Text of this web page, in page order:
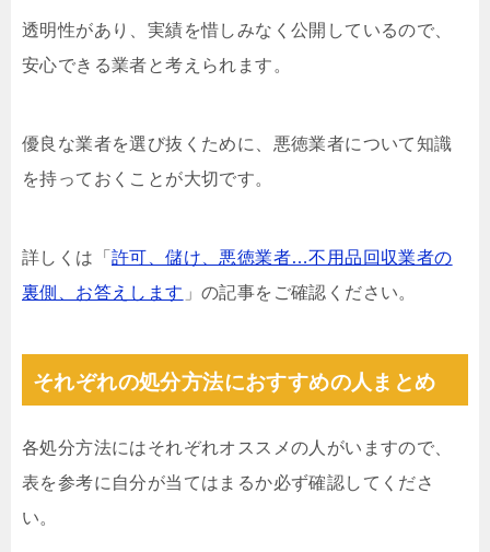
透明性があり、実績を惜しみなく公開しているので、
安心できる業者と考えられます。
優良な業者を選び抜くために、悪徳業者について知識
を持っておくことが大切です。
詳しくは「 許可、儲け、悪徳業者…不用品回収業者の
裏側、お答えします 」の記事をご確認ください。
それぞれの処分方法におすすめの人まとめ
各処分方法にはそれぞれオススメの人がいますので、
表を参考に自分が当てはまるか必ず確認してくださ
い。